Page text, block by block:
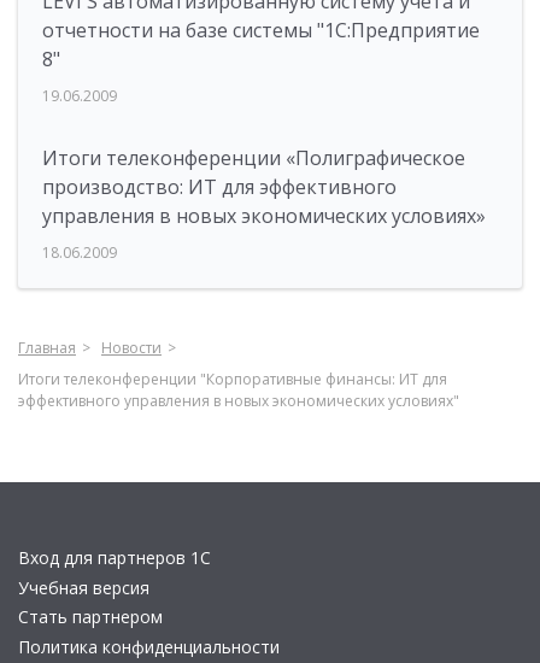
отчетности на базе системы "1С:Предприятие
8"
19.06.2009
Итоги телеконференции «Полиграфическое
производство: ИТ для эффективного
управления в новых экономических условиях»
18.06.2009
Главная
Новости
Итоги телеконференции "Корпоративные финансы: ИТ для
эффективного управления в новых экономических условиях"
Вход для партнеров 1С
Учебная версия
Стать партнером
Политика конфиденциальности